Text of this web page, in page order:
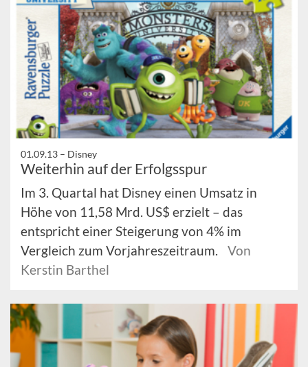
01.09.13 – Disney
Weiterhin auf der Erfolgsspur
Im 3. Quartal hat Disney einen Umsatz in
Höhe von 11,58 Mrd. US$ erzielt – das
entspricht einer Steigerung von 4% im
Vergleich zum Vorjahreszeitraum.
Von
Kerstin Barthel